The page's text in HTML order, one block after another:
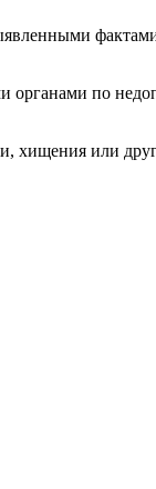
органами по
хищения или